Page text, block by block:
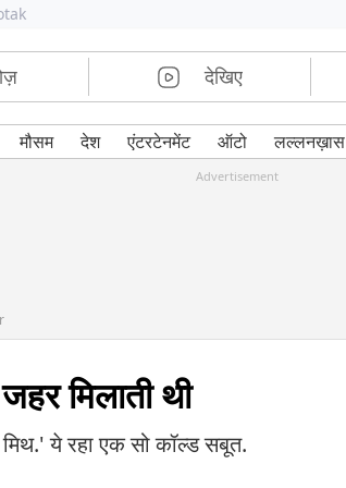
देखिए
मौसम देश एंटरटेनमेंट ऑटो लल्लनख़ास
Advertisement
मिलाती थी
मिथ.' ये रहा एक सो कॉल्ड सबूत.